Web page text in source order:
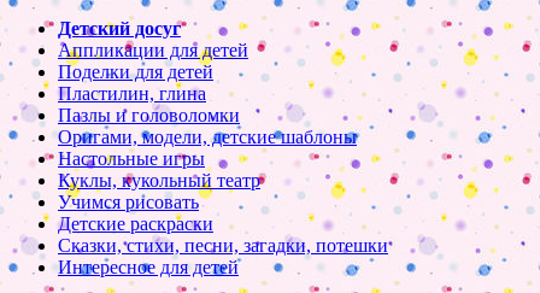
Детский досуг
Аппликации для детей
Поделки для детей
Пластилин, глина
Пазлы и головоломки
Оригами, модели, детские шаблоны
Настольные игры
Куклы, кукольный театр
Учимся рисовать
Детские раскраски
Сказки, стихи, песни, загадки, потешки
Интересное для детей